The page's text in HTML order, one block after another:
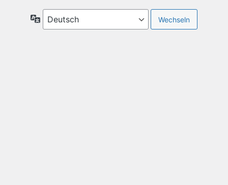
Sprache